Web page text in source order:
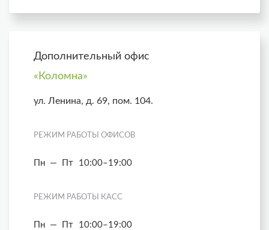
Дополнительный офис
«Коломна»
ул. Ленина, д. 69, пом. 104.
РЕЖИМ РАБОТЫ ОФИСОВ
Пн — Пт 10:00–19:00
РЕЖИМ РАБОТЫ КАСС
Пн — Пт 10:00–19:00